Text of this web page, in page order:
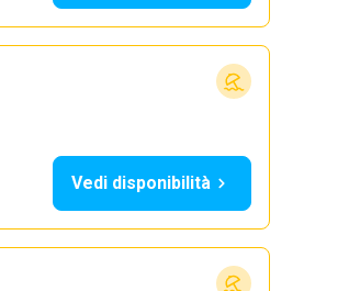
Vedi disponibilità